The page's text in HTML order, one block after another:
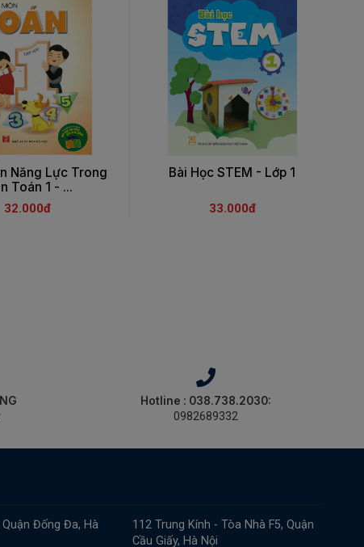
Năng Lực Trong
Toán 1 - ...
32.000đ
Bài Học STEM - Lớp 1
33.000đ
Hotline : 038.738.2030:
0982689332
Quận Đống Đa, Hà
112 Trung Kính - Tòa Nhà F5, Quận
Cầu Giấy, Hà Nội